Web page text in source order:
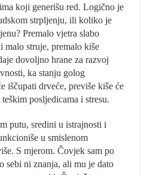
koji generišu red. Logično je
strpljenju, ili koliko je
Premalo vjetra slabo
malo struje, premalo kiše
dovoljno hrane za razvoj
ka stanju golog
iščupati drveće, previše kiše će
posljedicama i stresu.
putu, sredini u istrajnosti i
u smislenom
S mjerom. Čovjek sam po
sebi ni znanja, ali mu je dato